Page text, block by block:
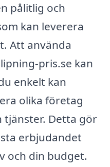
pålitlig och
kan leverera
Att använda
pris.se kan
enkelt kan
olika företag
tjänster. Detta gör
erbjudandet
och din budget.